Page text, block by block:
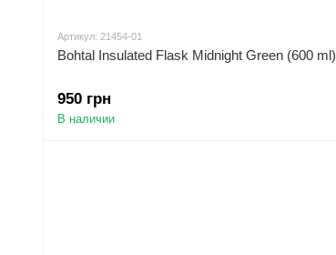
Артикул: 21454-01
Bohtal Insulated Flask Midnight Green (600 ml)
950 грн
В наличии